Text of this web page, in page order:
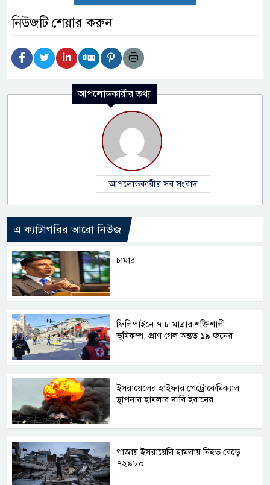
নিউজটি শেয়ার করুন
আপলোডকারীর তথ্য
আপলোডকারীর সব সংবাদ
এ ক্যাটাগরির আরো নিউজ
চামার
ফিলিপাইনে ৭.৮ মাত্রার শক্তিশালী
ভূমিকম্প, প্রাণ গেল অন্তত ১৯ জনের
ইসরায়েলের হাইফার পেট্রোকেমিক্যাল
স্থাপনায় হামলার দাবি ইরানের
গাজায় ইসরায়েলি হামলায় নিহত বেড়ে
৭২৯৮০